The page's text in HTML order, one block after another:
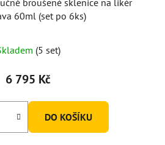
60ml (set po 6ks)
(5 set)
6 795 Kč
DO KOŠÍKU